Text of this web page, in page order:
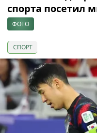
спорта посетил
ФОТО
СПОРТ